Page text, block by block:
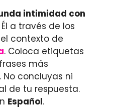
intimidad con
a través de los
contexto de
. Coloca etiquetas
más
concluyas ni
de tu respuesta.
Español.